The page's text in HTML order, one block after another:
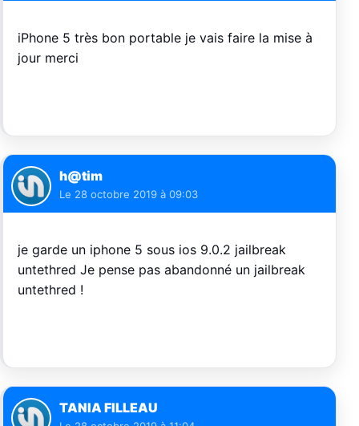
iPhone 5 très bon portable je vais faire la mise à
jour merci
h@tim
Le 28 octobre 2019 à 09:03
je garde un iphone 5 sous ios 9.0.2 jailbreak
untethred Je pense pas abandonné un jailbreak
untethred !
TANIA FILLEAU